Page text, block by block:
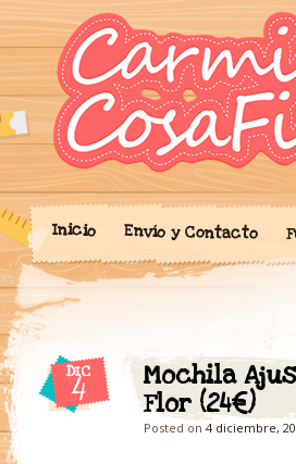
Blog donde
portalibros,
cariño.
Inicio Envío y Contacto
DIC
4
Mochila
Flor (24€)
Posted on 4 diciembre,